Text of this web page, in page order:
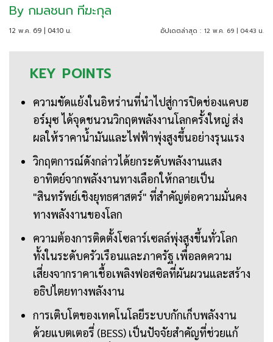
By กมลชนก ทีฆะกุล
12 พ.ค. 69 | 04:10 น. อัปเดตล่าสุด : 12 พ.ค. 69 | 04:43 น.
KEY POINTS
ความขัดแย้งในอิหร่านที่นำไปสู่การปิดช่องแคบฮ
อร์มุซ ได้จุดชนวนวิกฤตพลังงานโลกครั้งใหญ่ ส่ง
ผลให้ราคาน้ำมันและไฟฟ้าพุ่งสูงขึ้นอย่างรุนแรง
วิกฤตการณ์ดังกล่าวได้ยกระดับพลังงานแสง
อาทิตย์จากพลังงานทางเลือกให้กลายเป็น
"สินทรัพย์เชิงยุทธศาสตร์" ที่สำคัญต่อความมั่นคง
ทางพลังงานของโลก
ความต้องการติดตั้งโซลาร์เซลล์พุ่งสูงขึ้นทั่วโลก
ทั้งในระดับครัวเรือนและภาครัฐ เพื่อลดความ
เสี่ยงจากราคาเชื้อเพลิงฟอสซิลที่ผันผวนและสร้าง
อธิปไตยทางพลังงาน
การเติบโตของเทคโนโลยีระบบกักเก็บพลังงาน
ด้วยแบตเตอรี่ (BESS) เป็นปัจจัยสำคัญที่ช่วยแก้